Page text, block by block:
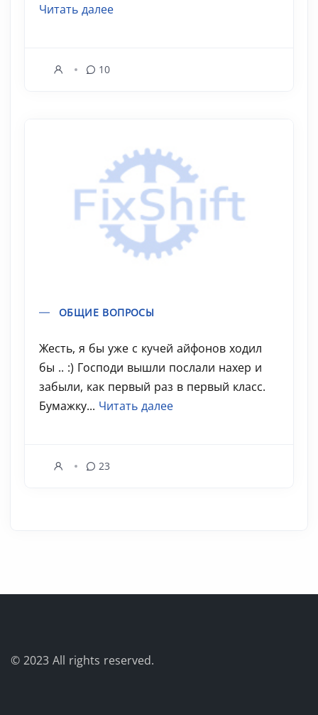
Читать далее
10
ОБЩИЕ ВОПРОСЫ
Жесть, я бы уже с кучей айфонов ходил
бы .. :) Господи вышли послали нахер и
забыли, как первый раз в первый класс.
Бумажку... Читать далее
23
© 2023 All rights reserved.